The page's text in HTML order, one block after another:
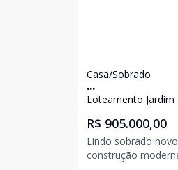
Casa/Sobrado
...
Loteamento Jardim
R$ 905.000,00
Lindo sobrado novo
construção